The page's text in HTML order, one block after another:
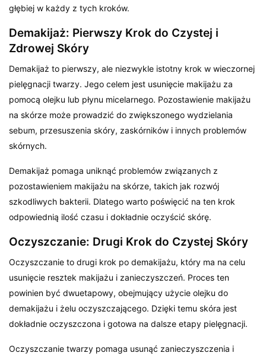
głębiej w każdy z tych kroków.
Demakijaż: Pierwszy Krok do Czystej i
Zdrowej Skóry
Demakijaż to pierwszy, ale niezwykle istotny krok w wieczornej
pielęgnacji twarzy. Jego celem jest usunięcie makijażu za
pomocą olejku lub płynu micelarnego. Pozostawienie makijażu
na skórze może prowadzić do zwiększonego wydzielania
sebum, przesuszenia skóry, zaskórników i innych problemów
skórnych.
Demakijaż pomaga uniknąć problemów związanych z
pozostawieniem makijażu na skórze, takich jak rozwój
szkodliwych bakterii. Dlatego warto poświęcić na ten krok
odpowiednią ilość czasu i dokładnie oczyścić skórę.
Oczyszczanie: Drugi Krok do Czystej Skóry
Oczyszczanie to drugi krok po demakijażu, który ma na celu
usunięcie resztek makijażu i zanieczyszczeń. Proces ten
powinien być dwuetapowy, obejmujący użycie olejku do
demakijażu i żelu oczyszczającego. Dzięki temu skóra jest
dokładnie oczyszczona i gotowa na dalsze etapy pielęgnacji.
Oczyszczanie twarzy pomaga usunąć zanieczyszczenia i